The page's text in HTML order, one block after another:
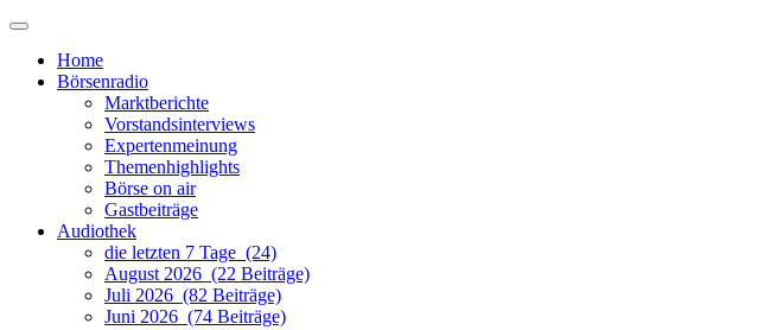
Home
Börsenradio
Marktberichte
Vorstandsinterviews
Expertenmeinung
Themenhighlights
Börse on air
Gastbeiträge
Audiothek
die letzten 7 Tage (24)
August 2026 (22 Beiträge)
Juli 2026 (82 Beiträge)
Juni 2026 (74 Beiträge)